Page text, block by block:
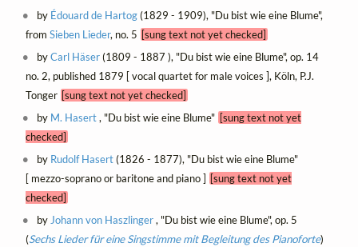
by Édouard de Hartog(1829 - 1909), "Du bist wie eine Blume",
from Sieben Lieder, no. 5 [sung text not yet checked]
byCarl Häser(1809 - 1887 ), "Du bist wie eine Blume", op. 14
no. 2, published 1879 [ vocal quartet for male voices ], Köln, P.J.
Tonger [sung text not yet checked]
by M. Hasert, "Du bist wie eine Blume" [sung text not yet
checked]
by Rudolf Hasert(1826 - 1877), "Du bist wie eine Blume"
[ mezzo-soprano or baritone and piano ] [sung text not yet
checked]
byJohann von Haszlinger, "Du bist wie eine Blume", op. 5
(Sechs Lieder für eine Singstimme mit Begleitung des Pianoforte)